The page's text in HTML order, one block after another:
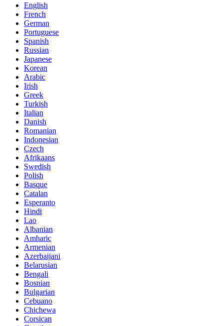
English
French
German
Portuguese
Spanish
Russian
Japanese
Korean
Arabic
Irish
Greek
Turkish
Italian
Danish
Romanian
Indonesian
Czech
Afrikaans
Swedish
Polish
Basque
Catalan
Esperanto
Hindi
Lao
Albanian
Amharic
Armenian
Azerbaijani
Belarusian
Bengali
Bosnian
Bulgarian
Cebuano
Chichewa
Corsican